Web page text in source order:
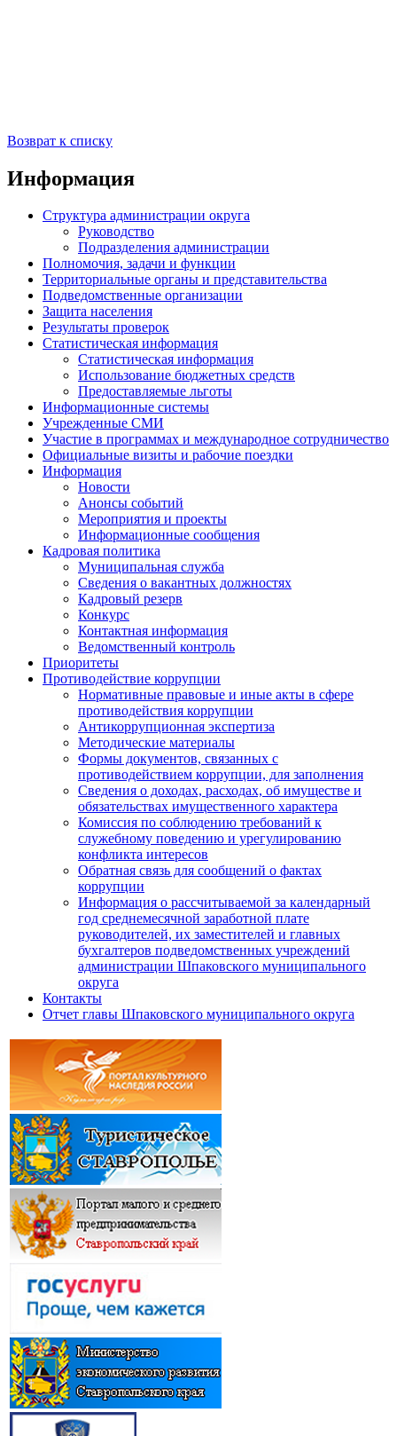
Возврат к списку
Информация
Структура администрации округа
Руководство
Подразделения администрации
Полномочия, задачи и функции
Территориальные органы и представительства
Подведомственные организации
Защита населения
Результаты проверок
Статистическая информация
Статистическая информация
Использование бюджетных средств
Предоставляемые льготы
Информационные системы
Учрежденные СМИ
Участие в программах и международное сотрудничество
Официальные визиты и рабочие поездки
Информация
Новости
Анонсы событий
Мероприятия и проекты
Информационные сообщения
Кадровая политика
Муниципальная служба
Сведения о вакантных должностях
Кадровый резерв
Конкурс
Контактная информация
Ведомственный контроль
Приоритеты
Противодействие коррупции
Нормативные правовые и иные акты в сфере
противодействия коррупции
Антикоррупционная экспертиза
Методические материалы
Формы документов, связанных с
противодействием коррупции, для заполнения
Сведения о доходах, расходах, об имуществе и
обязательствах имущественного характера
Комиссия по соблюдению требований к
служебному поведению и урегулированию
конфликта интересов
Обратная связь для сообщений о фактах
коррупции
Информация о рассчитываемой за календарный
год среднемесячной заработной плате
руководителей, их заместителей и главных
бухгалтеров подведомственных учреждений
администрации Шпаковского муниципального
округа
Контакты
Отчет главы Шпаковского муниципального округа